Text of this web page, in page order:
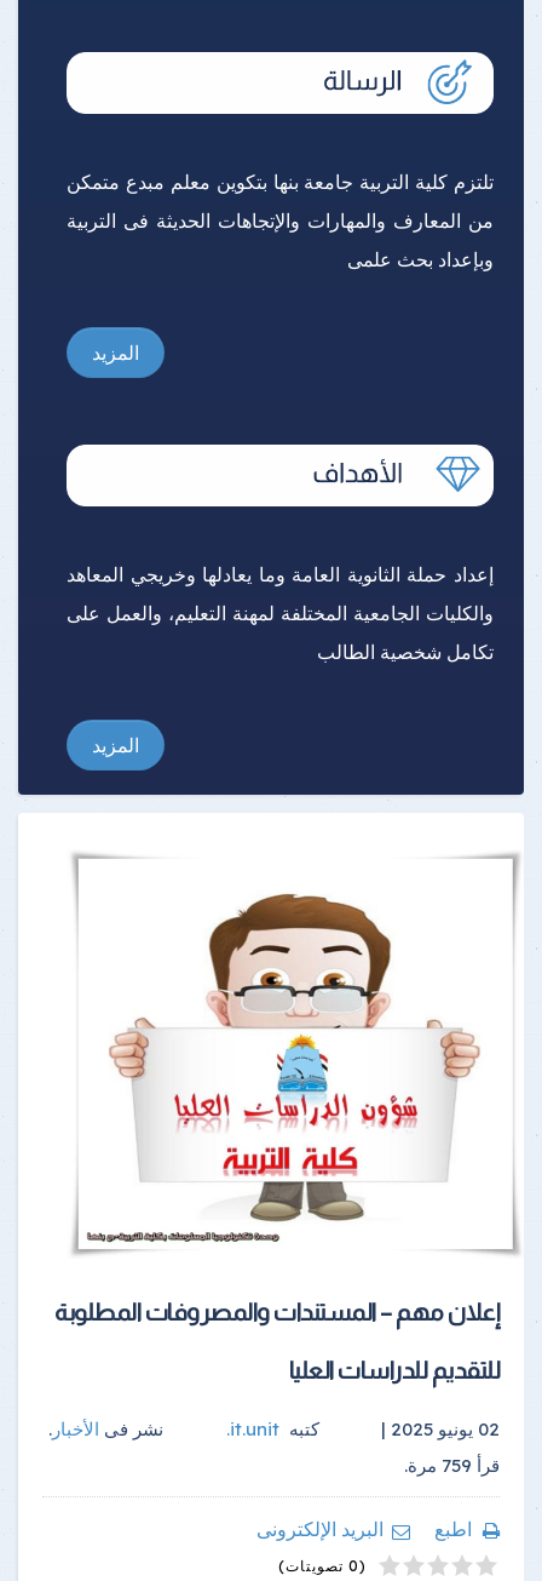
تلتزم كلية التربية جامعة بنها بتكوين معلم مبدع متمكن
من المعارف والمهارات والإتجاهات الحديثة فى التربية
وبإعداد بحث علمى
المزيد
إعداد حملة الثانوية العامة وما يعادلها وخريجي المعاهد
والكليات الجامعية المختلفة لمهنة التعليم، والعمل على
تكامل شخصية الطالب
المزيد
إعلان مهم – المستندات والمصروفات المطلوبة
للتقديم للدراسات العليا
02 يونيو 2025 | كتبهit.unit
. نشر فى الأخبار .
قرأ 759 مرة.
اطبع
البريد الإلكترونى
1
2
3
4
5 (0 تصويتات)